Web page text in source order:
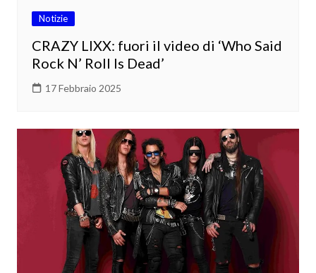
Notizie
CRAZY LIXX: fuori il video di ‘Who Said
Rock N’ Roll Is Dead’
17 Febbraio 2025